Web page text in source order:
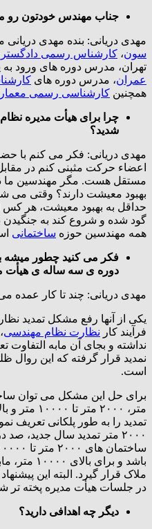
جناب مهندس خودتون رو
مهدی دریانی: بنده مهدی
سون، کارشناس رسمی
تهران، مدرس دوره های ورود به
عمران، مدرس دوره های
همچنین کارشناسی رسمی
چرا برای هیأت مدیره
شدید؟
مهدی دریانی: فکر می کنم با
اعضاء حرکت مثبنی کنم در
مستقل هست. مگر مهندسین ما
بهبود معیشت دارند؟ وقتی می
حداقل به بهبود معیشت، هر کس
گود شده و شروع کند به جنگیدن
همه مهندسین حوزه ساختمانی
فکر می کنید چطور میشه
دوره ی سه ساله ی هیأت
مهدی دریانی: چند تا کار عمده
یکی از آنها رفع مشکل تمدید
فرآیند کار نظارت نظام مهندسی
نداشته و بجای آن مابه
نمدید قرار گرفته که این روال
است.
تمدید را به طور پلکانی تعریف
۲۰۰۰ متر تمدید سال جدید،
باشد و
ملاک قرار گیرد. البته این
در جلسات هیأت مدیره پخته تر
دیگر چه اهدافی دارید؟